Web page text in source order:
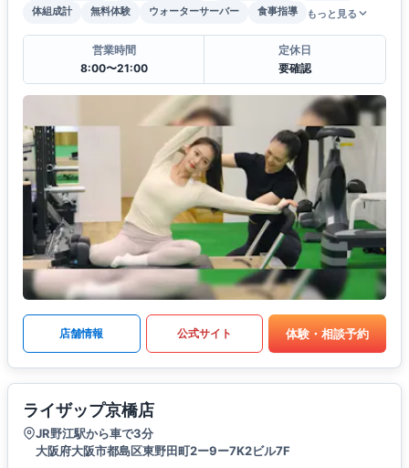
体組成計
無料体験 ウォーターサーバー 食事指導 もっと見る
営業時間
8:00〜21:00
定休日
要確認
店舗情報 公式サイト 体験・相談予約
ライザップ京橋店
JR野江駅から車で3分
大阪府大阪市都島区東野田町2ー9ー7K2ビル7F